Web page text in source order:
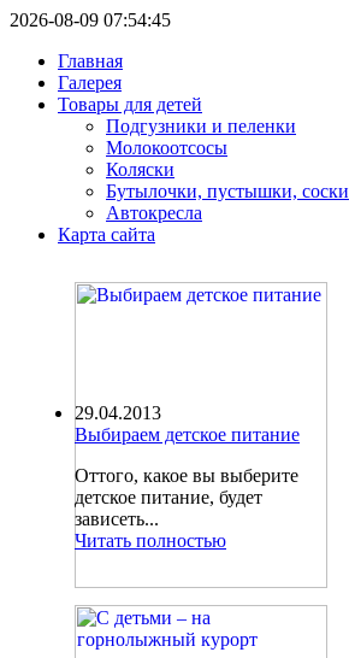
2026-08-09 07:54:45
Главная
Галерея
Товары для детей
Подгузники и пеленки
Молокоотсосы
Коляски
Бутылочки, пустышки, соски
Автокресла
Карта сайта
29.04.2013
Выбираем детское питание
Оттого, какое вы выберите
детское питание, будет
зависеть...
Читать полностью